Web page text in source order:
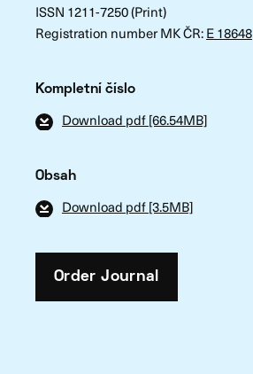
ISSN 1211-7250 (Print)
Registration number MK ČR:E 18648
Kompletní číslo
Download pdf [66.54MB]
Obsah
Download pdf [3.5MB]
Order Journal